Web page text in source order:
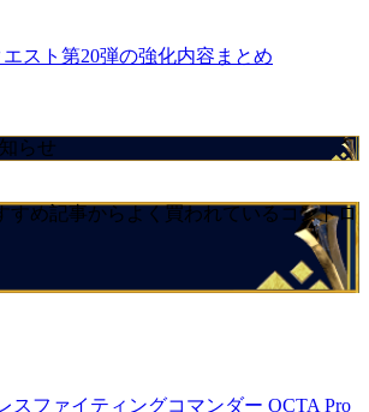
スト第20弾の強化内容まとめ
らせ
すめ記事からよく買われているコントロ
スファイティングコマンダー OCTA Pro